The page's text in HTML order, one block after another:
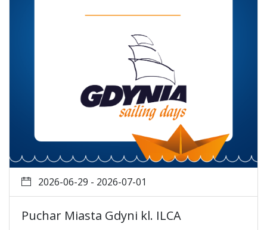
2026-06-29 - 2026-07-01
Puchar Miasta Gdyni kl. ILCA